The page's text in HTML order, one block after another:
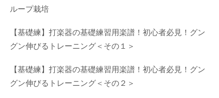
ループ栽培
【基礎練】打楽器の基礎練習用楽譜！初心者必見！グン
グン伸びるトレーニング＜その１＞
【基礎練】打楽器の基礎練習用楽譜！初心者必見！グン
グン伸びるトレーニング＜その２＞